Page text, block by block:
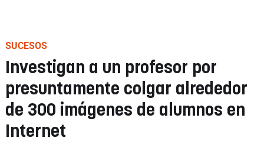
SUCESOS
Investigan a un profesor por
presuntamente colgar alrededor
de 300 imágenes de alumnos en
Internet